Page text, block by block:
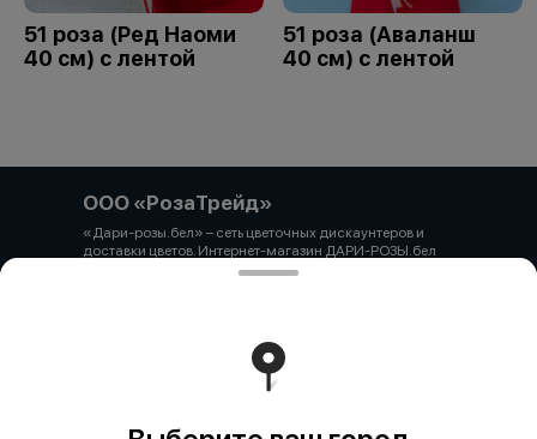
51 роза (Ред Наоми
40 см) с лентой
51 роза (Аваланш
40 см) с лентой
ООО «РозаТрейд»
«Дари-розы.бел» – сеть цветочных дискаунтеров и
доставки цветов. Интернет-магазин ДАРИ-РОЗЫ.бел
зарегистрирован 06.12.2021 № 524431 в Торговом
выдано администрацией Первомайского района г.
Витебска от 12.10.2021 УНП 391926869 Мы принимаем
онлайн оплату. ВНИМАНИЕ перед оплатой уточняйте
наличие товара у менеджера.